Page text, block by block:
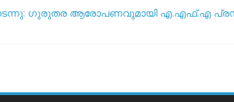
ഗുരുതര ആരോപണവുമായി എ.എഫ്.എ